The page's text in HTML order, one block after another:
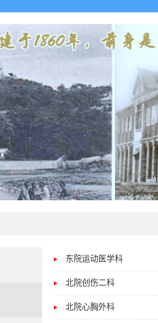
东院运动医学科
北院创伤二科
北院心胸外科